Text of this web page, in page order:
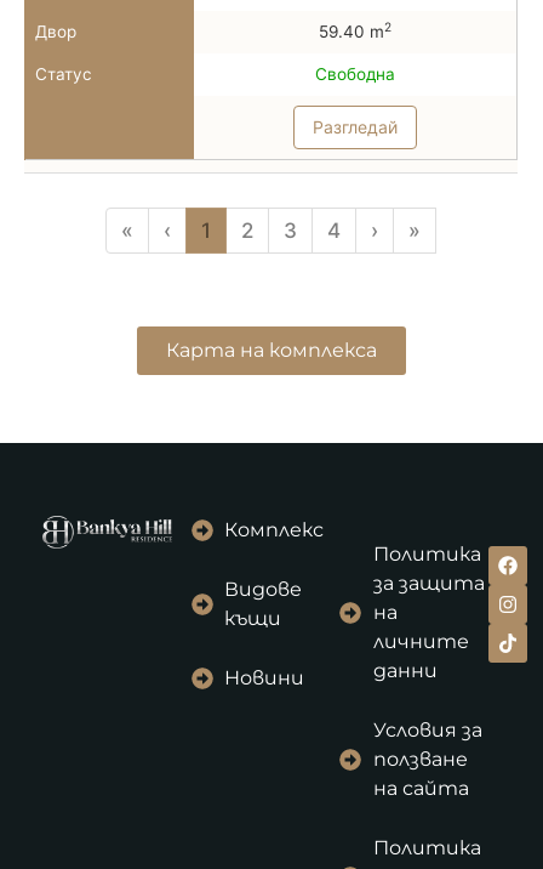
Двор 59.40 m2
Статус Свободна
Разгледай
« ‹ 1 2 3 4 › »
Карта на комплекса
Комплекс
Видове
къщи
Новини
Политика
за защита
на
личните
данни
Условия за
ползване
на сайта
Политика